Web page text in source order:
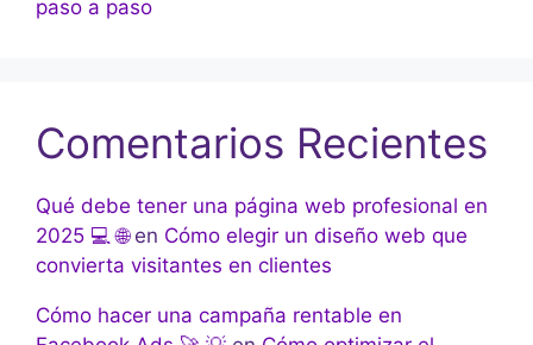
paso a paso
Comentarios Recientes
Qué debe tener una página web profesional en
2025 💻 🌐en Cómo elegir un diseño web que
convierta visitantes en clientes
Cómo hacer una campaña rentable en